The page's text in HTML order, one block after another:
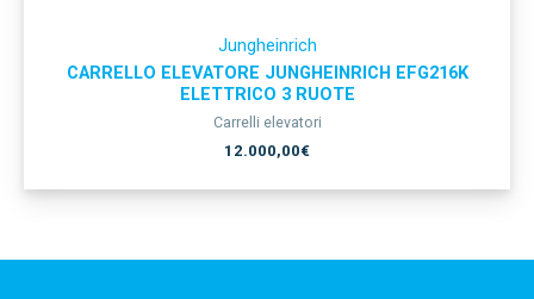
Jungheinrich
CARRELLO ELEVATORE JUNGHEINRICH EFG216K
ELETTRICO 3 RUOTE
Carrelli elevatori
12.000,00€